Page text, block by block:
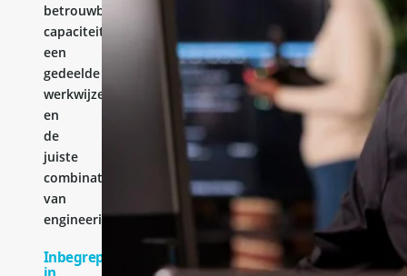
betrouwbare
capaciteit,
een
gedeelde
werkwijze
en
de
juiste
combinatie
van
engineeringervaring.
Inbegrepen